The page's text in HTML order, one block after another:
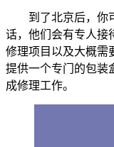
到了北京后，你
话，他们会有专人接
修理项目以及大概需
提供一个专门的包装
成修理工作。